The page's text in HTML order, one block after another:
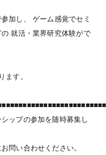
加し、 ゲーム感覚でセミ
就活・業界研究体験がで
ます。
ップの参加を随時募集し
問い合わせください。